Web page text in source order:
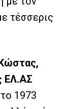
τέσσερις
ΕΛ.ΑΣ
1973